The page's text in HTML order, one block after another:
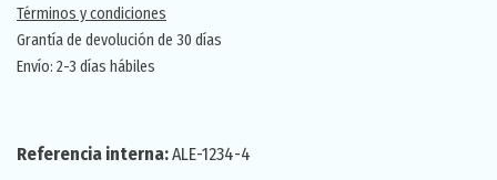
Términos y condiciones
Grantía de devolución de 30 días
Envío: 2-3 días hábiles
Referencia interna:ALE-1234-4